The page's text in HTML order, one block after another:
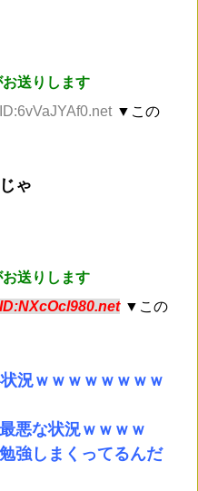
送りします
▼この
ゃ
送りします
ID:NXcOcl980.net ▼この
況ｗｗｗｗｗｗｗｗ
悪な状況ｗｗｗｗ
強しまくってるんだ